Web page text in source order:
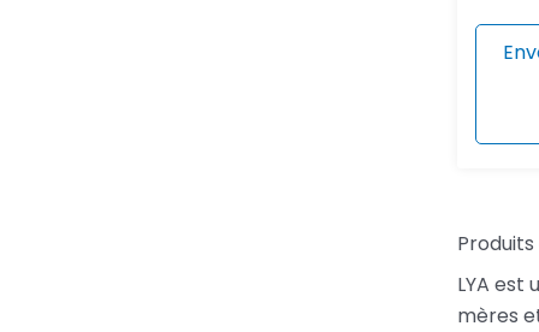
LYA est
mères